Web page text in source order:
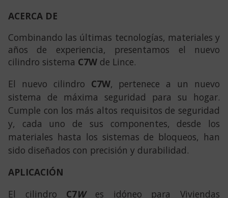
ACERCA DE
Combinando las últimas tecnologías, materiales y
años de experiencia, presentamos el nuevo
cilindro sistema C7W de Lince.
El nuevo cilindro C7W, pertenece a un nuevo
sistema de máxima seguridad para su hogar.
Cumple con los más altos requisitos de seguridad
y, cada uno de sus componentes, desde los
materiales hasta los sistemas de bloqueos, han
sido diseñados con precisión y durabilidad.
APLICACIÓN
El cilindro C7Wes idóneo para Viviendas